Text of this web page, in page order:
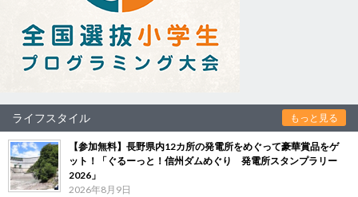
ライフスタイル もっと見る
【参加無料】長野県内12カ所の発電所をめぐって豪華賞品をゲ
ット！「ぐるーっと！信州ダムめぐり 発電所スタンプラリー
2026」
2026年8月9日